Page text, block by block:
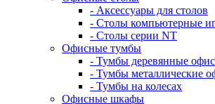
- Аксессуары для столов
- Столы компьютерные
- Столы серии NT
Офисные тумбы
- Тумбы деревянные
- Тумбы металлические
- Тумбы на колесах
Офисные шкафы